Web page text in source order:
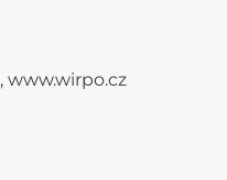
www.wirpo.cz